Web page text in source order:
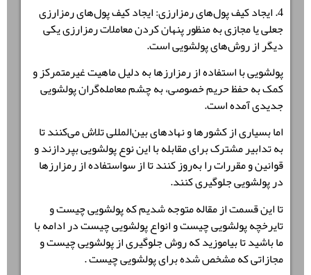
4. ایجاد کیف پول‌های رمزارزی: ایجاد کیف پول‌های رمزارزی
جعلی یا مجازی به منظور پنهان کردن معاملات رمزارزی یکی
دیگر از روش‌های پولشویی است.
پولشویی با استفاده از رمزارزها به دلیل ماهیت غیرمتمرکز و
کمک به حفظ حریم خصوصی، به چشم معامله‌گران پولشویی
جدیدی آمده است.
اما بسیاری از کشورها و نهادهای بین‌المللی تلاش می‌کنند تا
به تدابیر مشترک برای مقابله با این نوع پولشویی بپردازند و
قوانین و مقررات را به‌روز کنند تا از سواستفاده از رمزارزها
در پولشویی جلوگیری کنند.
تا این قسمت از مقاله متوجه شدیم که پولشویی چیست و
تایرخچه پولشویی چیست و انواع پولشویی چیست در ادامه با
ما باشید تا بیاموزید که روش جلوگیری از پولشویی چیست و
مجازاتی که مشخص شده برای پولشویی چیست .